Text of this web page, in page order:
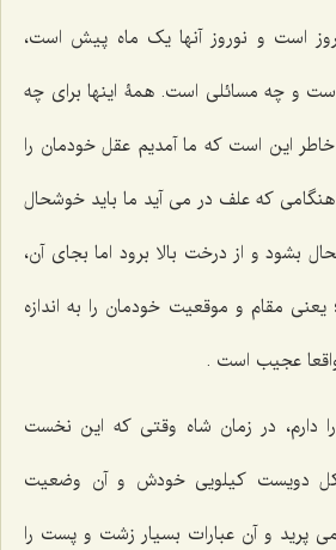
است و نوروز آنها یک ماه پیش است،
و چه مسائلی است. همۀ اینها برای چه
این است که ما آمدیم عقل خودمان را
هنگامی که علف در می آید ما باید خوشحال
بشود و از درخت بالا برود اما بجای آن،
یعنی مقام و موقعیت خودمان را به اندازه
عجیب است .
دارم، در زمان شاه وقتی که این نخست
دویست کیلویی خودش و آن وضعیت
پرید و آن عبارات بسیار زشت و پست را